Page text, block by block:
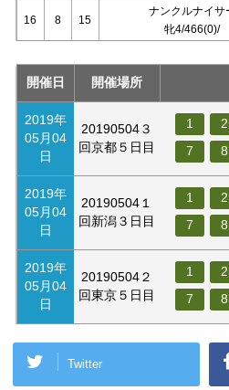
16 8 15
ナンクルナイサ
牝4/466(0)/
開催日 開催場所
2019年
05月04
日
20190504３
回京都５日目
1 2
7
8
2019年
05月04
日
20190504１
回新潟３日目
1 2
7
8
2019年
05月04
日
20190504２
回東京５日目
1 2
7
8
Twitter